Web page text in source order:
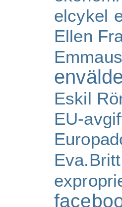
elcykel
Ellen
Emmaus
Eskil
EU-